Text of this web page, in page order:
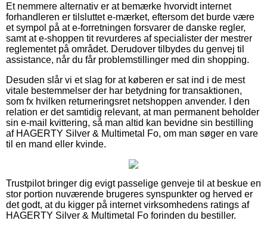
Et nemmere alternativ er at bemærke hvorvidt internet
forhandleren er tilsluttet e-mærket, eftersom det burde være
et sympol på at e-forretningen forsvarer de danske regler,
samt at e-shoppen tit revurderes af specialister der mestrer
reglementet på området. Derudover tilbydes du genvej til
assistance, når du får problemstillinger med din shopping.
Desuden slår vi et slag for at køberen er sat ind i de mest
vitale bestemmelser der har betydning for transaktionen,
som fx hvilken returneringsret netshoppen anvender. I den
relation er det samtidig relevant, at man permanent beholder
sin e-mail kvittering, så man altid kan bevidne sin bestilling
af HAGERTY Silver & Multimetal Fo, om man søger en vare
til en mand eller kvinde.
Trustpilot bringer dig evigt passelige genveje til at beskue en
stor portion nuværende brugeres synspunkter og herved er
det godt, at du kigger på internet virksomhedens ratings af
HAGERTY Silver & Multimetal Fo forinden du bestiller.